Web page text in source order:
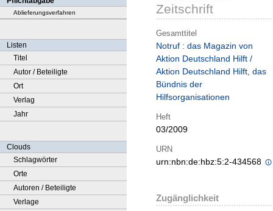
Ablieferungsverfahren
Listen
Titel
Autor / Beteiligte
Ort
Verlag
Jahr
Clouds
Schlagwörter
Orte
Autoren / Beteiligte
Verlage
Zeitschrift
Gesamttitel
Notruf : das Magazin von
Aktion Deutschland Hilft /
Aktion Deutschland Hilft, das
Bündnis der
Hilfsorganisationen
Heft
03/2009
URN
urn:nbn:de:hbz:5:2-434568
Zugänglichkeit